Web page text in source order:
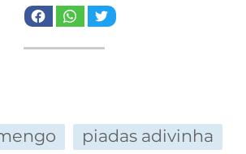
piadas adivinha